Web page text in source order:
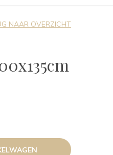
NAAR OVERZICHT